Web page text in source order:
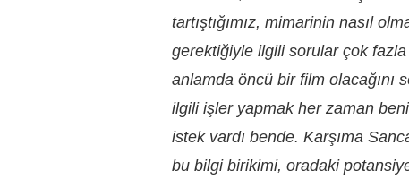
tartıştığımız, mimarinin nasıl
gerektiğiyle ilgili sorular çok
anlamda öncü bir film olacağını
ilgili işler yapmak her zaman
istek vardı bende. Karşıma
bu bilgi birikimi, oradaki